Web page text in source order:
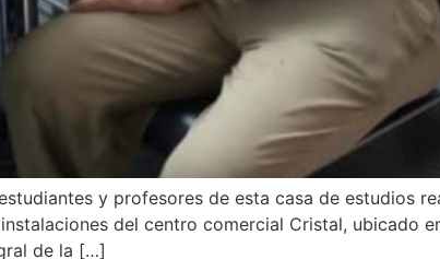
y profesores de esta casa de estudios
del centro comercial Cristal, ubicado
de la […]